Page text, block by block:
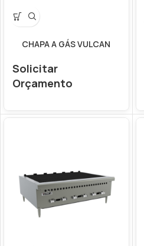
CHAPA A GÁS VULCAN
Solicitar
Orçamento